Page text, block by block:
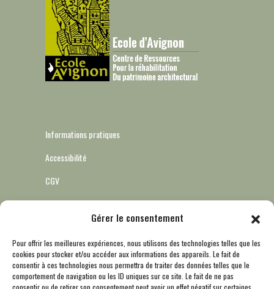
Gérer le consentement
Pour offrir les meilleures expériences, nous utilisons des technologies telles que les
cookies pour stocker et/ou accéder aux informations des appareils. Le fait de
consentir à ces technologies nous permettra de traiter des données telles que le
comportement de navigation ou les ID uniques sur ce site. Le fait de ne pas
consentir ou de retirer son consentement peut avoir un effet négatif sur certaines
Informations pratiques
Accessibilité
CGV
Mentions légales
Politique de cookies (UE)